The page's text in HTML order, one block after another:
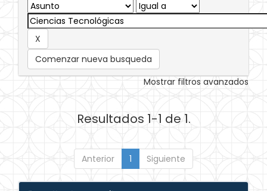
Comenzar nueva busqueda
Mostrar filtros avanzados
Resultados 1-1 de 1.
Anterior 1 Siguiente